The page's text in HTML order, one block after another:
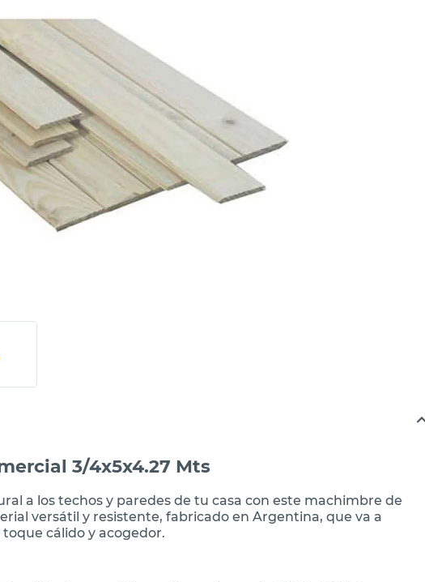
3/4x5x4.27 Mts
a los techos y paredes de tu casa con este machimbre de
versátil y resistente, fabricado en Argentina, que va a
cálido y acogedor.